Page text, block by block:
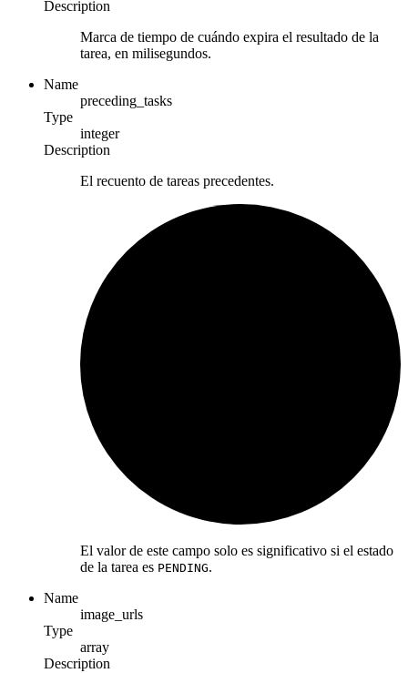
Description
Marca de tiempo de cuándo expira el resultado de la
tarea, en milisegundos.
Name
preceding_tasks
Type
integer
Description
El recuento de tareas precedentes.
El valor de este campo solo es significativo si el estado
de la tarea es PENDING.
Name
image_urls
Type
array
Description